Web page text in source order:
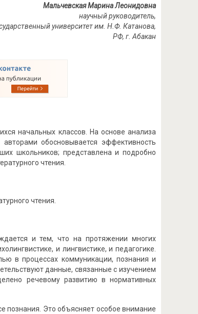
Мальчевская Марина Леонидовна
научный руководитель,
университет им. Н.Ф. Катанова,
РФ, г. Абакан
начальных классов. На основе анализа
авторами обосновывается эффективность
школьников; представлена и подробно
чтения.
чтения.
и тем, что на протяжении многих
и лингвистике, и педагогике.
в процессах коммуникации, познания и
данные, связанные с изучением
речевому развитию в нормативных
познания. Это объясняет особое внимание